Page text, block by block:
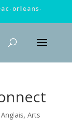
orleans-
Anglais, Arts